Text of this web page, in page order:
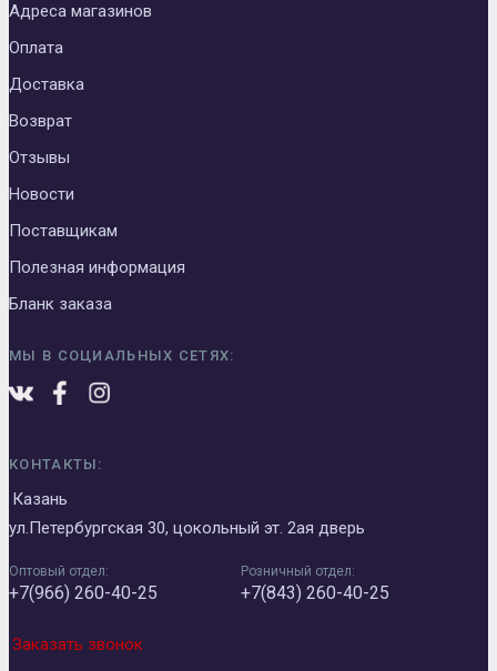
Адреса магазинов
Оплата
Доставка
Возврат
Отзывы
Новости
Поставщикам
Полезная информация
Бланк заказа
МЫ В СОЦИАЛЬНЫХ СЕТЯХ:
КОНТАКТЫ:
Казань
ул.Петербургская 30, цокольный эт. 2ая дверь
Оптовый отдел:
+7(966) 260-40-25
Розничный отдел:
+7(843) 260-40-25
Заказать звонок